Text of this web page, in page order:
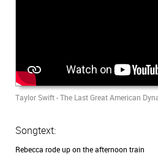
Taylor Swift - The Last Great American
Songtext:
Rebecca rode up on the afternoon train